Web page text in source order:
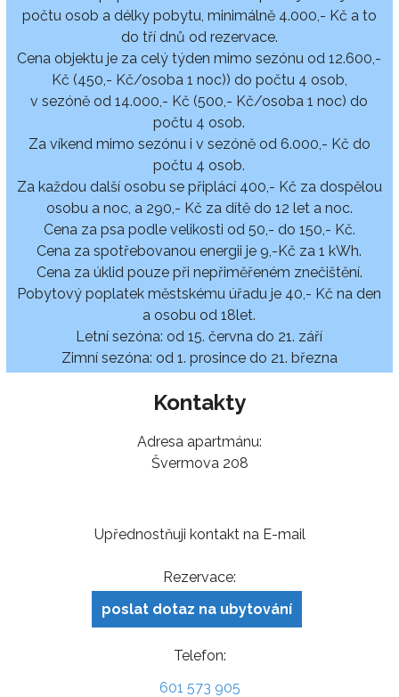
počtu osob a délky pobytu, minimálně 4.000,- Kč a to
do tří dnů od rezervace.
Cena objektu je za celý týden mimo sezónu od 12.600,-
Kč (450,- Kč/osoba 1 noc)) do počtu 4 osob,
v sezóně od 14.000,- Kč (500,- Kč/osoba 1 noc) do
počtu 4 osob.
Za víkend mimo sezónu i v sezóně od 6.000,- Kč do
počtu 4 osob.
Za každou další osobu se připlácí 400,- Kč za dospělou
osobu a noc, a 290,- Kč za dítě do 12 let a noc.
Cena za psa podle velikosti od 50,- do 150,- Kč.
Cena za spotřebovanou energii je 9,-Kč za 1 kWh.
Cena za úklid pouze při nepřiměřeném znečištění.
Pobytový poplatek městskému úřadu je 40,- Kč na den
a osobu od 18let.
Letní sezóna: od 15. června do 21. září
Zimní sezóna: od 1. prosince do 21. března
Kontakty
Adresa apartmánu:
Švermova 208
Upřednostňuji kontakt na E-mail
Rezervace:
poslat dotaz na ubytování
Telefon:
601 573 905